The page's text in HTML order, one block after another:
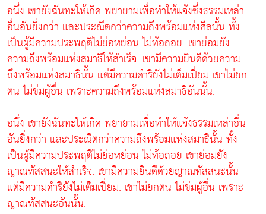
อนึ่ง เขายังฉันทะให้เกิด พยายามเพื่อทำให้แจ้งซึ่งธรรมเหล่า
อื่นอันยิ่งกว่า และประณีตกว่าความถึงพร้อมแห่งศีลนั้น ทั้ง
เป็นผู้มีความประพฤติไม่ย่อหย่อน ไม่ท้อถอย. เขาย่อมยัง
ความถึงพร้อมแห่งสมาธิให้สำเร็จ. เขามีความยินดีด้วยความ
ถึงพร้อมแห่งสมาธินั้น แต่มีความดำริยังไม่เต็มเปี่ยม เขาไม่ยก
ตน ไม่ข่มผู้อื่น เพราะความถึงพร้อมแห่งสมาธิอันนั้น.
อนึ่ง เขายังฉันทะให้เกิด พยายามเพื่อทำให้แจ้งธรรมเหล่าอื่น
อันยิ่งกว่า และประณีตกว่าความถึงพร้อมแห่งสมาธินั้น ทั้ง
เป็นผู้มีความประพฤติไม่ย่อหย่อน ไม่ท้อถอย เขาย่อมยัง
ญาณทัสสนะให้สำเร็จ. เขามีความยินดีด้วยญาณทัสสนะนั้น
แต่มีความดำริยังไม่เต็มเปี่ยม. เขาไม่ยกตน ไม่ข่มผู้อื่น เพราะ
ญาณทัสสนะอันนั้น.